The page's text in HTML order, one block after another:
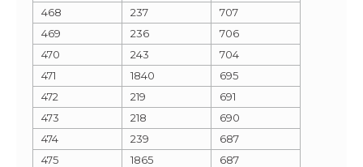
468
237
707
469
236
706
470
243
704
471
1840
695
472
219
691
473
218
690
474
239
687
475
1865
687